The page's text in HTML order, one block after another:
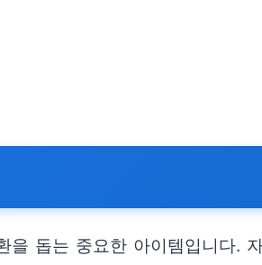
돕는 중요한 아이템입니다.